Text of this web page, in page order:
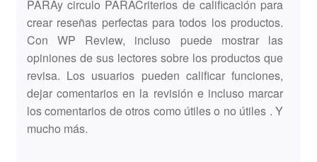
PARAy circulo PARACriterios de calificación para
crear reseñas perfectas para todos los productos.
Con WP Review, incluso puede mostrar las
opiniones de sus lectores sobre los productos que
revisa. Los usuarios pueden calificar funciones,
dejar comentarios en la revisión e incluso marcar
los comentarios de otros como útiles o no útiles . Y
mucho más.